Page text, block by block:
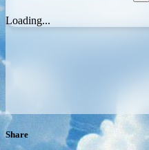
Loading...
Share